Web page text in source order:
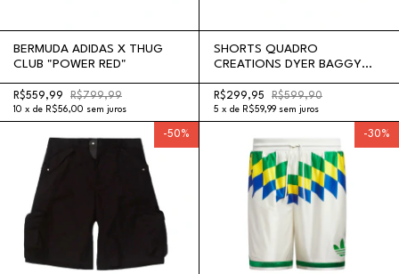
BERMUDA ADIDAS X THUG
CLUB "POWER RED"
R$559,99 R$799,99
10 x de R$56,00 sem juros
SHORTS QUADRO
CREATIONS DYER BAGGY
R$299,95 R$599,90
5 x de R$59,99 sem juros
-50% -30%